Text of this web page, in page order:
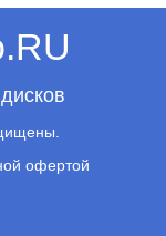
офертой